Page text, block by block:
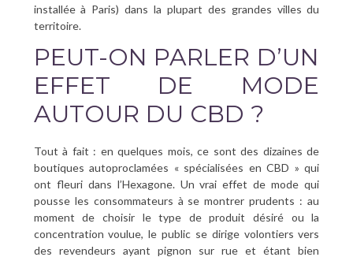
installée à Paris) dans la plupart des grandes villes du
territoire.
PEUT-ON PARLER D’UN
EFFET DE MODE
AUTOUR DU CBD ?
Tout à fait : en quelques mois, ce sont des dizaines de
boutiques autoproclamées « spécialisées en CBD » qui
ont fleuri dans l’Hexagone. Un vrai effet de mode qui
pousse les consommateurs à se montrer prudents : au
moment de choisir le type de produit désiré ou la
concentration voulue, le public se dirige volontiers vers
des revendeurs ayant pignon sur rue et étant bien